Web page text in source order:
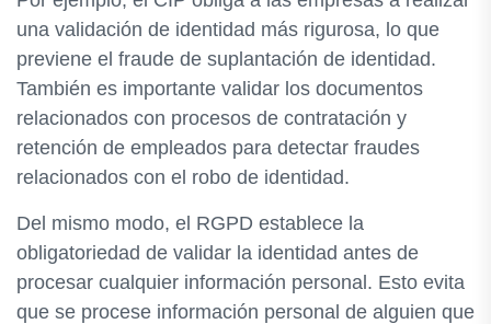
una validación de identidad más rigurosa, lo que
previene el fraude de suplantación de identidad.
También es importante validar los documentos
relacionados con procesos de contratación y
retención de empleados para detectar fraudes
relacionados con el robo de identidad.
Del mismo modo, el RGPD establece la
obligatoriedad de validar la identidad antes de
procesar cualquier información personal. Esto evita
que se procese información personal de alguien que